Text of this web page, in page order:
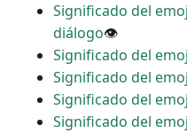
Significado del
diálogo👁
Significado del
Significado del
Significado del
Significado del